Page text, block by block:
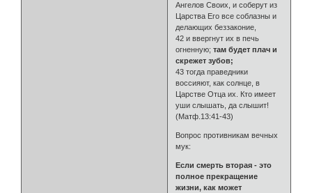
Ангелов Своих, и соберут из
Царства Его все соблазны и
делающих беззаконие,
42 и ввергнут их в печь
огненную;там будет плач и
скрежет зубов;
43 тогда праведники
воссияют, как солнце, в
Царстве Отца их. Кто имеет
уши слышать, да слышит!
(Матф.13:41-43)
Вопрос противникам вечных
мук:
Если смерть вторая - это
полное прекращение
жизни, как может